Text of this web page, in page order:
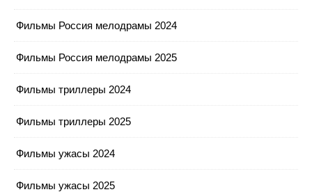
Фильмы Россия мелодрамы 2024
Фильмы Россия мелодрамы 2025
Фильмы триллеры 2024
Фильмы триллеры 2025
Фильмы ужасы 2024
Фильмы ужасы 2025